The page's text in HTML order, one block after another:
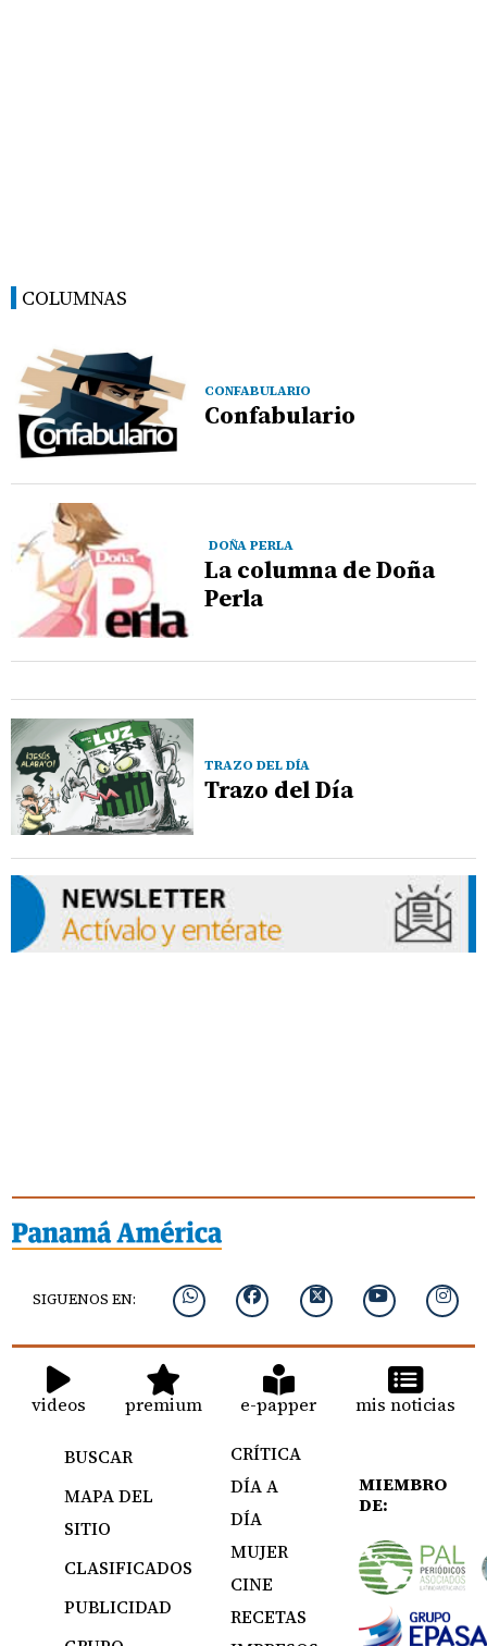
COLUMNAS
CONFABULARIO
Confabulario
DOÑA PERLA
La columna de Doña
Perla
TRAZO DEL DÍA
Trazo del Día
SIGUENOS EN:
videos premium e-papper mis noticias
BUSCAR
MAPA DEL
SITIO
CLASIFICADOS
PUBLICIDAD
CRÍTICA
DÍA A
DÍA
MUJER
CINE
RECETAS
MIEMBRO
DE: